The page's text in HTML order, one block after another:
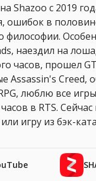
Shazoo с 2019
ошибок в
философии.
наездил на
часов, прошел
Assassin's Creed,
люблю все
в RTS.
игру из бэк-